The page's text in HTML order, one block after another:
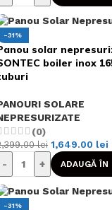
-31%
solar
boiler inox
SOLARE
(0)
lei 1,649.00 lei
- + ADAUGĂ ÎN
-31%